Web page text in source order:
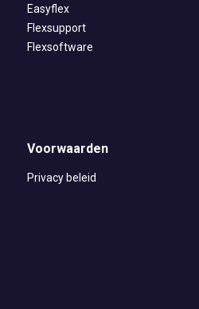
Easyflex
Flexsupport
Flexsoftware
Voorwaarden
Privacy beleid